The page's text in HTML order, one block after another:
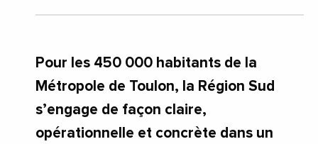
Pour les 450 000 habitants de la
Métropole de Toulon, la Région Sud
s’engage de façon claire,
opérationnelle et concrète dans un